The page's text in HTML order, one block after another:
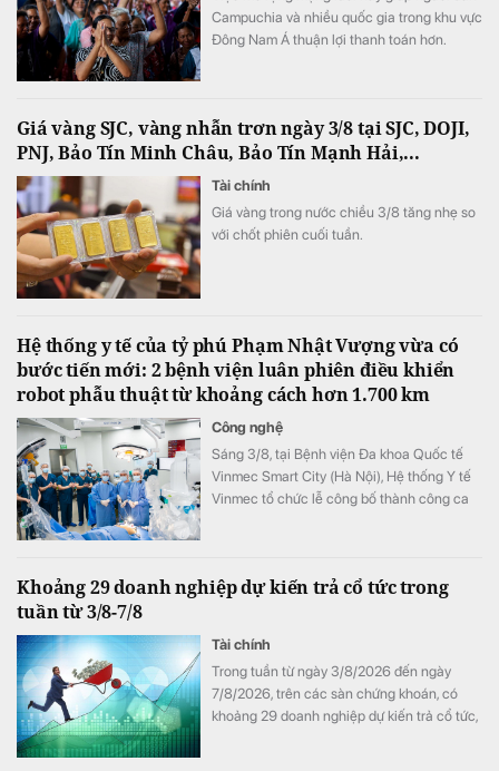
Campuchia và nhiều quốc gia trong khu vực
Đông Nam Á thuận lợi thanh toán hơn.
Giá vàng SJC, vàng nhẫn trơn ngày 3/8 tại SJC, DOJI,
PNJ, Bảo Tín Minh Châu, Bảo Tín Mạnh Hải,...
Tài chính
Giá vàng trong nước chiều 3/8 tăng nhẹ so
với chốt phiên cuối tuần.
Hệ thống y tế của tỷ phú Phạm Nhật Vượng vừa có
bước tiến mới: 2 bệnh viện luân phiên điều khiển
robot phẫu thuật từ khoảng cách hơn 1.700 km
Công nghệ
Sáng 3/8, tại Bệnh viện Đa khoa Quốc tế
Vinmec Smart City (Hà Nội), Hệ thống Y tế
Vinmec tổ chức lễ công bố thành công ca
Khoảng 29 doanh nghiệp dự kiến trả cổ tức trong
tuần từ 3/8-7/8
Tài chính
Trong tuần từ ngày 3/8/2026 đến ngày
7/8/2026, trên các sàn chứng khoán, có
khoảng 29 doanh nghiệp dự kiến trả cổ tức,